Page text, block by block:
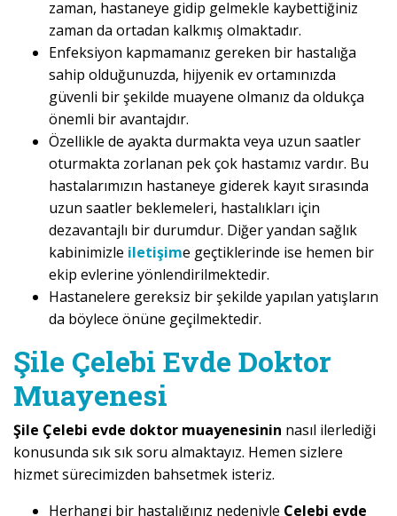
zaman, hastaneye gidip gelmekle kaybettiğiniz
zaman da ortadan kalkmış olmaktadır.
Enfeksiyon kapmamanız gereken bir hastalığa
sahip olduğunuzda, hijyenik ev ortamınızda
güvenli bir şekilde muayene olmanız da oldukça
önemli bir avantajdır.
Özellikle de ayakta durmakta veya uzun saatler
oturmakta zorlanan pek çok hastamız vardır. Bu
hastalarımızın hastaneye giderek kayıt sırasında
uzun saatler beklemeleri, hastalıkları için
dezavantajlı bir durumdur. Diğer yandan sağlık
kabinimizle iletişime geçtiklerinde ise hemen bir
ekip evlerine yönlendirilmektedir.
Hastanelere gereksiz bir şekilde yapılan yatışların
da böylece önüne geçilmektedir.
Şile Çelebi Evde Doktor
Muayenesi
Şile Çelebi evde doktor muayenesinin nasıl ilerlediği
konusunda sık sık soru almaktayız. Hemen sizlere
hizmet sürecimizden bahsetmek isteriz.
Herhangi bir hastalığınız nedeniyle Çelebi evde